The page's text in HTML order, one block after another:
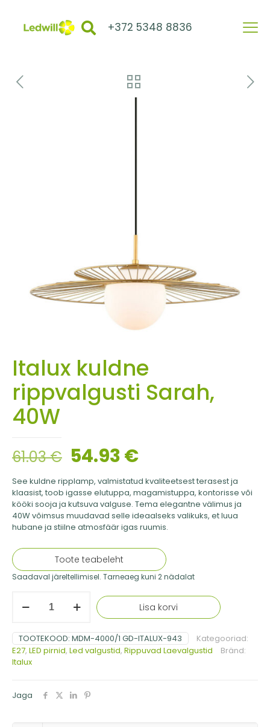
+372 5348 8836
Italux kuldne
rippvalgusti Sarah,
40W
61.03€ 54.93€
See kuldne ripplamp, valmistatud kvaliteetsest terasest ja
klaasist, toob igasse elutuppa, magamistuppa, kontorisse või
kööki sooja ja kutsuva valguse. Tema elegantne välimus ja
40W võimsus muudavad selle ideaalseks valikuks, et luua
hubane ja stiilne atmosfäär igas ruumis.
Toote teabeleht
Saadaval järeltellimisel. Tarneaeg kuni 2 nädalat
kuldne
Sarah,
40W
kogus
Lisa korvi
TOOTEKOOD: MDM-4000/1 GD-ITALUX-943
Kategooriad:
E27, LED pirnid, Led valgustid, Rippuvad Laevalgustid
Bränd:
Italux
Jaga